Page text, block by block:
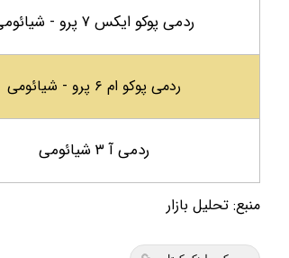
ردمی پوکو ایکس ۷ پرو - شیائومی
ردمی پوکو ام ۶ پرو - شیائومی
ردمی آ ۳ شیائومی
منبع: تحلیل بازار